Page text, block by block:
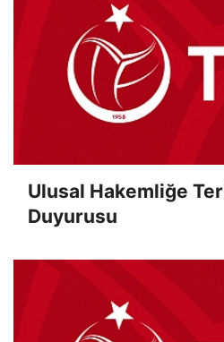
Ulusal Hakemliğe
Duyurusu